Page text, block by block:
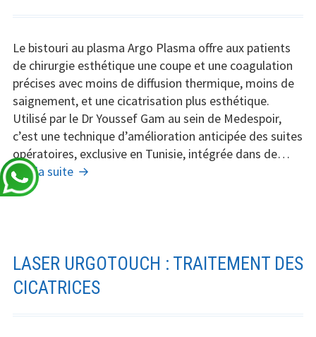
Le bistouri au plasma Argo Plasma offre aux patients
de chirurgie esthétique une coupe et une coagulation
précises avec moins de diffusion thermique, moins de
saignement, et une cicatrisation plus esthétique.
Utilisé par le Dr Youssef Gam au sein de Medespoir,
c’est une technique d’amélioration anticipée des suites
opératoires, exclusive en Tunisie, intégrée dans de…
Lire la suite Bistouri
Argo
Plasma
LASER URGOTOUCH : TRAITEMENT DES
CICATRICES